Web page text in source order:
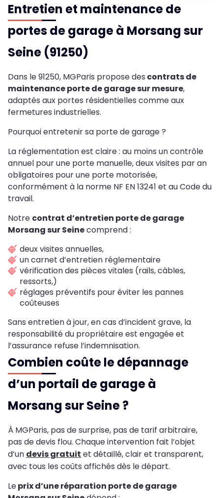
Entretien et maintenance de
portes de garage à Morsang sur
Seine (91250)
Dans le 91250, MGParis propose des contrats de
maintenance porte de garage sur mesure,
adaptés aux portes résidentielles comme aux
fermetures industrielles.
Pourquoi entretenir sa porte de garage ?
La réglementation est claire : au moins un contrôle
annuel pour une porte manuelle, deux visites par an
obligatoires pour une porte motorisée,
conformément à la norme NF EN 13241 et au Code du
travail.
Notre contrat d’entretien porte de garage
Morsang sur Seinecomprend :
deux visites annuelles,
un carnet d’entretien réglementaire
vérification des pièces vitales (rails, câbles,
ressorts,)
réglages préventifs pour éviter les pannes
coûteuses
Sans entretien à jour, en cas d’incident grave, la
responsabilité du propriétaire est engagée et
l’assurance refuse l’indemnisation.
Combien coûte le dépannage
d’un portail de garage à
Morsang sur Seine ?
À MGParis, pas de surprise, pas de tarif arbitraire,
pas de devis flou. Chaque intervention fait l’objet
d’un devis gratuit et détaillé, clair et transparent,
avec tous les coûts affichés dès le départ.
Leprix d’une réparation porte de garage